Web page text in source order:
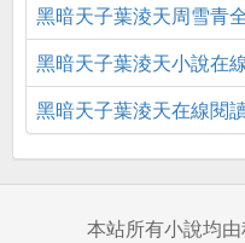
黑暗天子葉淩天周雪青
黑暗天子葉淩天小說在
黑暗天子葉淩天在線閱
本站所有小說均